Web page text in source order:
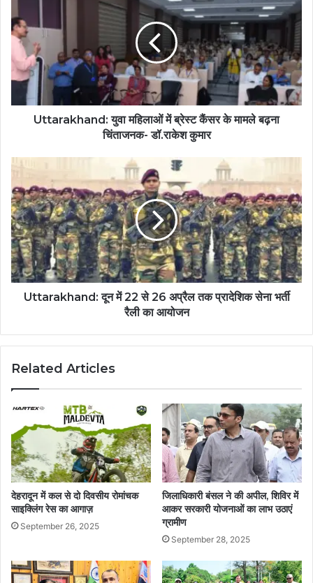
Uttarakhand: युवा महिलाओं में ब्रेस्ट कैंसर के मामले बढ़ना
चिंताजनक- डॉ.राकेश कुमार
Uttarakhand: दून में 22 से 26 अप्रैल तक प्रादेशिक सेना भर्ती
रैली का आयोजन
Related Articles
देहरादून में कल से दो दिवसीय रोमांचक
साइक्लिंग रेस का आगाज़
September 26, 2025
जिलाधिकारी बंसल ने की अपील, शिविर में
आकर सरकारी योजनाओं का लाभ उठाएं
ग्रामीण
September 28, 2025